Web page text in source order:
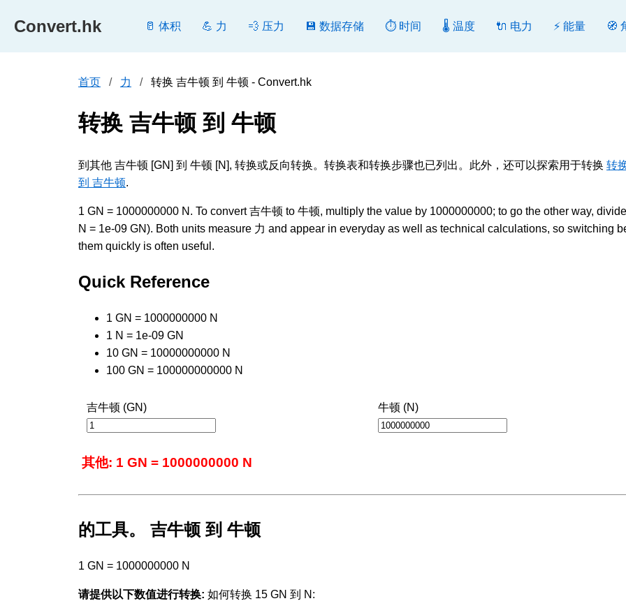
Convert.hk 🥛 体积 💪 力 💨 压力 💾 数据存储 ⏱️ 时间 🌡️ 温度 🔌 电力 ⚡ 能量 🧭
首页 力 转换 吉牛顿 到 牛顿 - Convert.hk
转换 吉牛顿 到 牛顿
到其他 吉牛顿 [GN] 到 牛顿 [N], 转换或反向转换。转换表和转换步骤也已列出。此外，还可以探索用于转换 转
到 吉牛顿.
1 GN = 1000000000 N. To convert 吉牛顿 to 牛顿, multiply the value by 1000000000; to go the other way,
N = 1e-09 GN). Both units measure 力 and appear in everyday as well as technical calculations, so switching
them quickly is often useful.
Quick Reference
1 GN = 1000000000 N
1 N = 1e-09 GN
10 GN = 10000000000 N
100 GN = 100000000000 N
吉牛顿 (GN) 牛顿 (N)
其他: 1 GN = 1000000000 N
的工具。 吉牛顿 到 牛顿
1 GN = 1000000000 N
请提供以下数值进行转换: 如何转换 15 GN 到 N: